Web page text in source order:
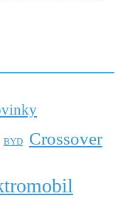
BYD Crossover